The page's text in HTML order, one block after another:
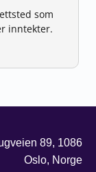
som
inntekter.
89, 1086
Oslo, Norge